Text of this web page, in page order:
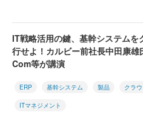
IT戦略活用の鍵、基幹システムを
行せよ！カルビー前社長中田康雄
Com等が講演
ERP 基幹システム 製品 クラ
ITマネジメント